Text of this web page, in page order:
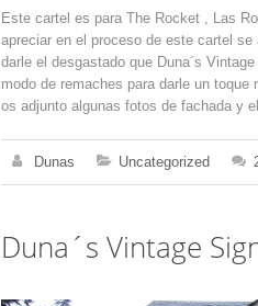
Este cartel es para The Rocket , Las
apreciar en el proceso de este cartel
darle el desgastado que Duna´s
modo de remaches para darle un
os adjunto algunas fotos de fachada y
Dunas Uncategorized
Duna´s Vintage